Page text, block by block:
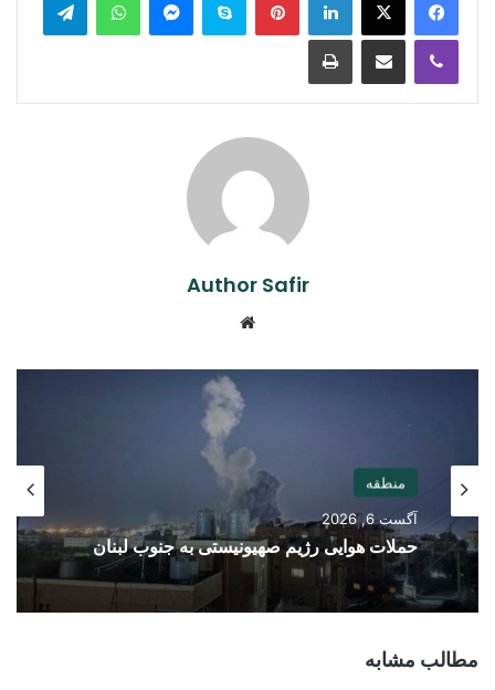
Viber
Share via Email
Print
Author Safir
منطقه
آگست 6, 2026
حملات هوایی رژیم صهیونیستی به جنوب لبنان
مطالب مشابه